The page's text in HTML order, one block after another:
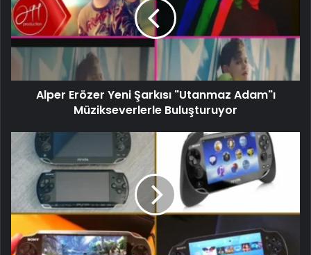
Alper Erözer Yeni Şarkısı "Utanmaz Adam"ı
Müzikseverlerle Buluşturuyor